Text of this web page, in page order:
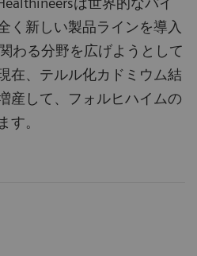
く新しい製品ラインを導入
わる分野を広げようとして
在、テルル化カドミウム結
産して、フォルヒハイムの
す。